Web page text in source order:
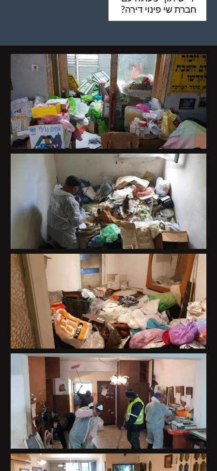
חברת שי פינוי דירה?